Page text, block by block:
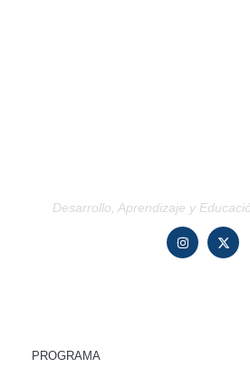
Desarrollo, Aprendizaje y
PROGRAMA